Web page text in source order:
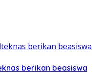
berikan beasiswa